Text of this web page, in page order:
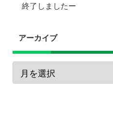
終了しましたー
アーカイブ